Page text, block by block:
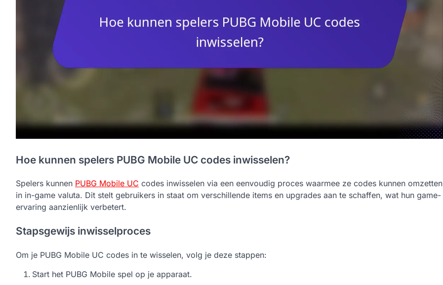
Hoe kunnen spelers PUBG Mobile UC codes inwisselen?
Spelers kunnen PUBG Mobile UC codes inwisselen via een eenvoudig proces waarmee ze codes kunnen omzetten
in in-game valuta. Dit stelt gebruikers in staat om verschillende items en upgrades aan te schaffen, wat hun game-
ervaring aanzienlijk verbetert.
Stapsgewijs inwisselproces
Om je PUBG Mobile UC codes in te wisselen, volg je deze stappen:
Start het PUBG Mobile spel op je apparaat.